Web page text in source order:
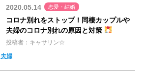
2020.05.14 恋愛・結婚
コロナ別れをストップ！同棲カップルや
夫婦のコロナ別れの原因と対策
投稿者：キャサリン☆
夫婦